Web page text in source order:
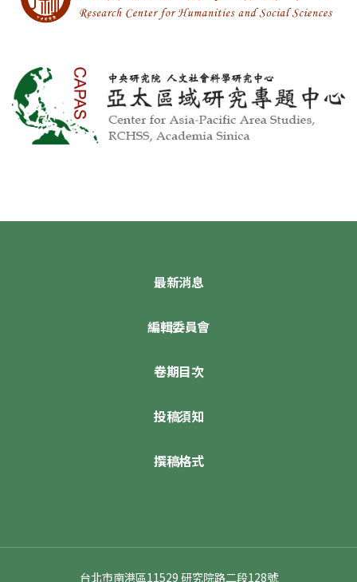
最新消息
編輯委員會
卷期目次
投稿須知
撰稿格式
台北市南港區11529 研究院路二段128號